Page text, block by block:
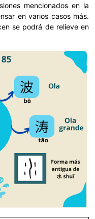
mencionados en la
en varios casos más.
se podrá de relieve en